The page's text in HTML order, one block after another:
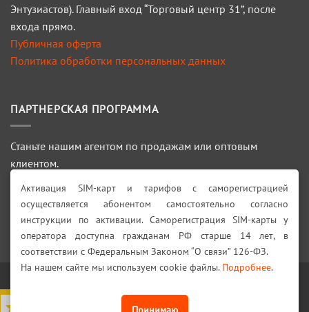
Энтузиастов). Главный вход “Торговый центр 31”, после
входа прямо.
Публичная оферта
Политика обработки персональных данных
ПАРТНЕРСКАЯ ПРОГРАММА
Станьте нашим агентом по продажам или оптовым
клиентом.
ПОДРОБНЕЕ >>>
Искать:
Активация SIM-карт и тарифов с саморегистрацией
осуществляется абонентом самостоятельно согласно
инструкции по активации. Саморегистрация SIM-карты у
оператора доступна гражданам РФ старше 14 лет, в
соответствии с Федеральным Законом “О связи” 126-ФЗ.
На нашем сайте мы используем cookie файлы. Подробнее.